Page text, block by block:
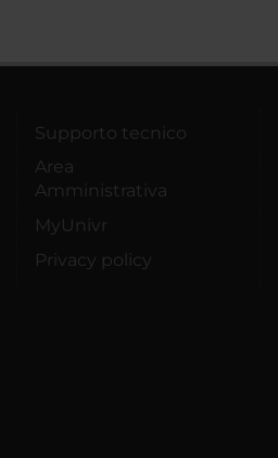
Supporto tecnico
Area
Amministrativa
MyUnivr
Privacy policy